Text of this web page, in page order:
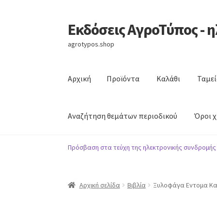
Απευθείας
μετάβαση
στην
Μετάβαση
σε
περιεχόμενο
Εκδόσεις ΑγροΤύπος -
agrotypos.shop
Αρχική Προϊόντα Καλάθι
Αναζήτηση θεμάτων περιοδικού Όροι
ΑρχικήΠροϊόνταΚαλάθιΤαμείο
Πρόσβαση στα τεύχη της ηλεκτρονικής
Αρχική σελίδα Βιβλία Ξυλοφάγα Εντομα